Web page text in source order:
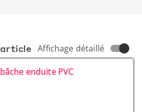
Affichage détaillé
enduite PVC